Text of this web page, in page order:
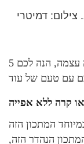
דמיטרי
ועכשיו, אחרי שהתרשמנו מהעוגייה עצמה, הנה לכם 5
המתכון הזה
הנהדר הזה,